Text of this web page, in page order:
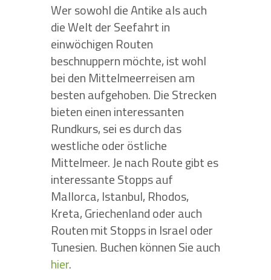
Wer sowohl die Antike als auch
die Welt der Seefahrt in
einwöchigen Routen
beschnuppern möchte, ist wohl
bei den Mittelmeerreisen am
besten aufgehoben. Die Strecken
bieten einen interessanten
Rundkurs, sei es durch das
westliche oder östliche
Mittelmeer. Je nach Route gibt es
interessante Stopps auf
Mallorca, Istanbul, Rhodos,
Kreta, Griechenland oder auch
Routen mit Stopps in Israel oder
Tunesien. Buchen können Sie auch
hier.